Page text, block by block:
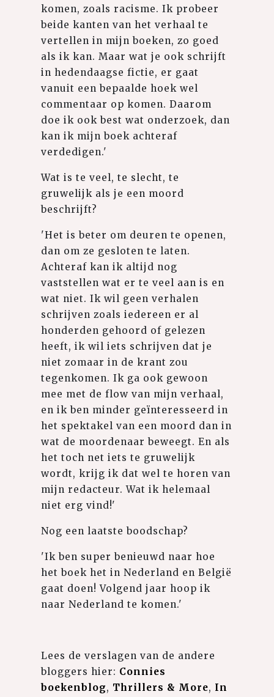
komen, zoals racisme. Ik probeer
beide kanten van het verhaal te
vertellen in mijn boeken, zo goed
als ik kan. Maar wat je ook schrijft
in hedendaagse fictie, er gaat
vanuit een bepaalde hoek wel
commentaar op komen. Daarom
doe ik ook best wat onderzoek, dan
kan ik mijn boek achteraf
verdedigen.'
Wat is te veel, te slecht, te
gruwelijk als je een moord
beschrijft?
'Het is beter om deuren te openen,
dan om ze gesloten te laten.
Achteraf kan ik altijd nog
vaststellen wat er te veel aan is en
wat niet. Ik wil geen verhalen
schrijven zoals iedereen er al
honderden gehoord of gelezen
heeft, ik wil iets schrijven dat je
niet zomaar in de krant zou
tegenkomen. Ik ga ook gewoon
mee met de flow van mijn verhaal,
en ik ben minder geïnteresseerd in
het spektakel van een moord dan in
wat de moordenaar beweegt. En als
het toch net iets te gruwelijk
wordt, krijg ik dat wel te horen van
mijn redacteur. Wat ik helemaal
niet erg vind!'
Nog een laatste boodschap?
'Ik ben super benieuwd naar hoe
het boek het in Nederland en België
gaat doen! Volgend jaar hoop ik
naar Nederland te komen.'
Lees de verslagen van de andere
bloggers hier: Connies
boekenblog, Thrillers & More, In